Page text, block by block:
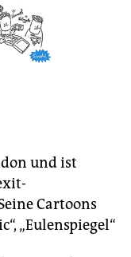
und ist
Cartoons
„Eulenspiegel“